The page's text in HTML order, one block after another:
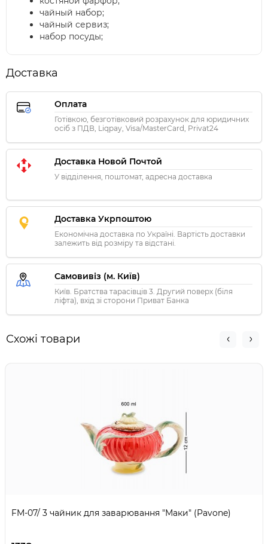
чайный набор;
чайный сервиз;
набор посуды;
Доставка
Оплата
Готівкою, безготівковий розрахунок для юридичних
осіб з ПДВ, Liqpay, Visa/MasterCard, Privat24
Доставка Новой Почтой
У відділення, поштомат, адресна доставка
Доставка Укрпоштою
Економічна доставка по Україні. Вартість доставки
залежить від розміру та відстані.
Самовивіз (м. Київ)
Київ. Братства тарасівців 3. Другий поверх (біля
ліфта), вхід зі сторони Приват Банка
Схожі товари
FM-07/ 3 чайник для заварювання "Маки" (Pavone)